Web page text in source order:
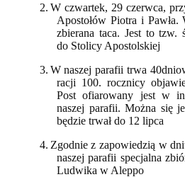
2. W czwartek, 29 czerwca,
Apostołów Piotra i
zbierana taca. Jest to tzw.
do Stolicy Apostolskiej
3. W naszej parafii trwa
racji 100. rocznicy
Post ofiarowany jest w
naszej parafii. Można się
będzie trwał do 12 lipca
4. Zgodnie z zapowiedzią w
naszej parafii specjalna
Ludwika w Aleppo